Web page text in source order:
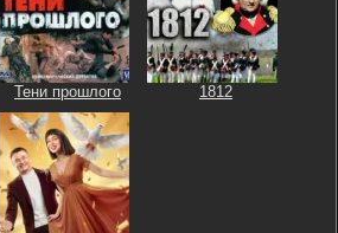
Тени прошлого 1812